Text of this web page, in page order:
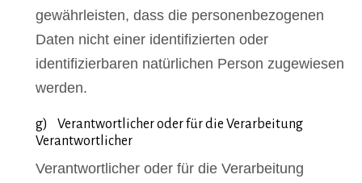
gewährleisten, dass die personenbezogenen
Daten nicht einer identifizierten oder
identifizierbaren natürlichen Person zugewiesen
werden.
g) Verantwortlicher oder für die Verarbeitung
Verantwortlicher
Verantwortlicher oder für die Verarbeitung